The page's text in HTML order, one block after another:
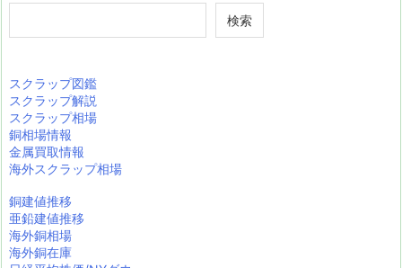
検索
スクラップ図鑑
スクラップ解説
スクラップ相場
銅相場情報
金属買取情報
海外スクラップ相場
銅建値推移
亜鉛建値推移
海外銅相場
海外銅在庫